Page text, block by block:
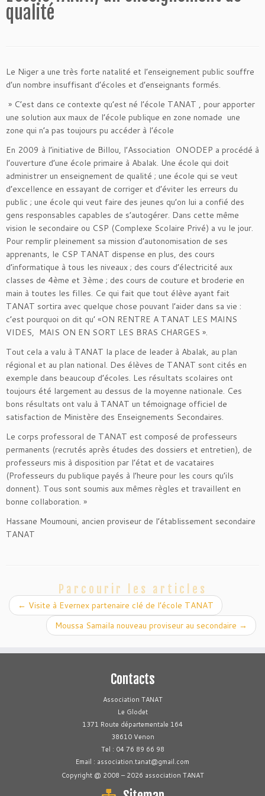
qualité
Le Niger a une très forte natalité et l’enseignement public souffre
d’un nombre insuffisant d’écoles et d’enseignants formés.
» C’est dans ce contexte qu’est né l’école TANAT , pour apporter
une solution aux maux de l’école publique en zone nomade une
zone qui n’a pas toujours pu accéder à l’école
En 2009 à l’initiative de Billou, l’Association ONODEP a procédé à
l’ouverture d’une école primaire à Abalak. Une école qui doit
administrer un enseignement de qualité ; une école qui se veut
d’excellence en essayant de corriger et d’éviter les erreurs du
public ; une école qui veut faire des jeunes qu’on lui a confié des
gens responsables capables de s’autogérer. Dans cette même
vision le secondaire ou CSP (Complexe Scolaire Privé) a vu le jour.
Pour remplir pleinement sa mission d’autonomisation de ses
apprenants, le CSP TANAT dispense en plus, des cours
d’informatique à tous les niveaux ; des cours d’électricité aux
classes de 4ème et 3ème ; des cours de couture et broderie en
main à toutes les filles. Ce qui fait que tout élève ayant fait
TANAT sortira avec quelque chose pouvant l’aider dans sa vie :
c’est pourquoi on dit qu’ «ON RENTRE A TANAT LES MAINS
VIDES, MAIS ON EN SORT LES BRAS CHARGES ».
Tout cela a valu à TANAT la place de leader à Abalak, au plan
régional et au plan national. Des élèves de TANAT sont cités en
exemple dans beaucoup d’écoles. Les résultats scolaires ont
toujours été largement au dessus de la moyenne nationale. Ces
bons résultats ont valu à TANAT un témoignage officiel de
satisfaction de Ministère des Enseignements Secondaires.
Le corps professoral de TANAT est composé de professeurs
permanents (recrutés après études des dossiers et entretien), de
professeurs mis à disposition par l’état et de vacataires
(Professeurs du publique payés à l’heure pour les cours qu’ils
donnent). Tous sont soumis aux mêmes règles et travaillent en
bonne collaboration. »
Hassane Moumouni, ancien proviseur de l’établissement secondaire
TANAT
Parcourir les articles
← Visite à Evernex partenaire clé de l’école TANAT
Moussa Samaila nouveau proviseur au secondaire →
Contacts
Association TANAT
Le Glodet
1371 Route départementale 164
38610 Venon
Tel : 04 76 89 66 98
Email : association.tanat@gmail.com
Copyright @ 2008 – 2026 association TANAT